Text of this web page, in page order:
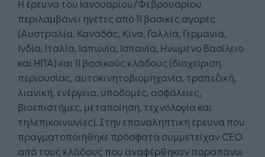
Η έρευνα του Ιανουαρίου/Φεβρουαρίου
περιλαμβάνει ηγέτες από 11 βασικές αγορές
(Αυστραλία, Καναδάς, Κίνα, Γαλλία, Γερμανία,
Ινδία, Ιταλία, Ιαπωνία, Ισπανία, Ηνωμένο Βασίλειο
και ΗΠΑ) και 11 βασικούς κλάδους (διαχείριση
περιουσίας, αυτοκινητοβιομηχανία, τραπεζική,
λιανική, ενέργεια, υποδομές, ασφάλειες,
βιοεπιστήμες, μεταποίηση, τεχνολογία και
τηλεπικοινωνίες). Στην επαναληπτική έρευνα που
πραγματοποιήθηκε πρόσφατα συμμετείχαν CEO
από τους κλάδους που αναφέρθηκαν παραπάνω